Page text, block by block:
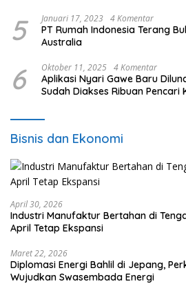
5 Januari 17, 2023 4 Komentar
PT Rumah Indonesia Terang
Australia
6 Oktober 11, 2025 4 Komentar
Aplikasi Nyari Gawe Baru
Sudah Diakses Ribuan Pencari
Bisnis dan Ekonomi
April 30, 2026
Industri Manufaktur Bertahan di
April Tetap Ekspansi
Maret 22, 2026
Diplomasi Energi Bahlil di Jepang,
Wujudkan Swasembada Energi